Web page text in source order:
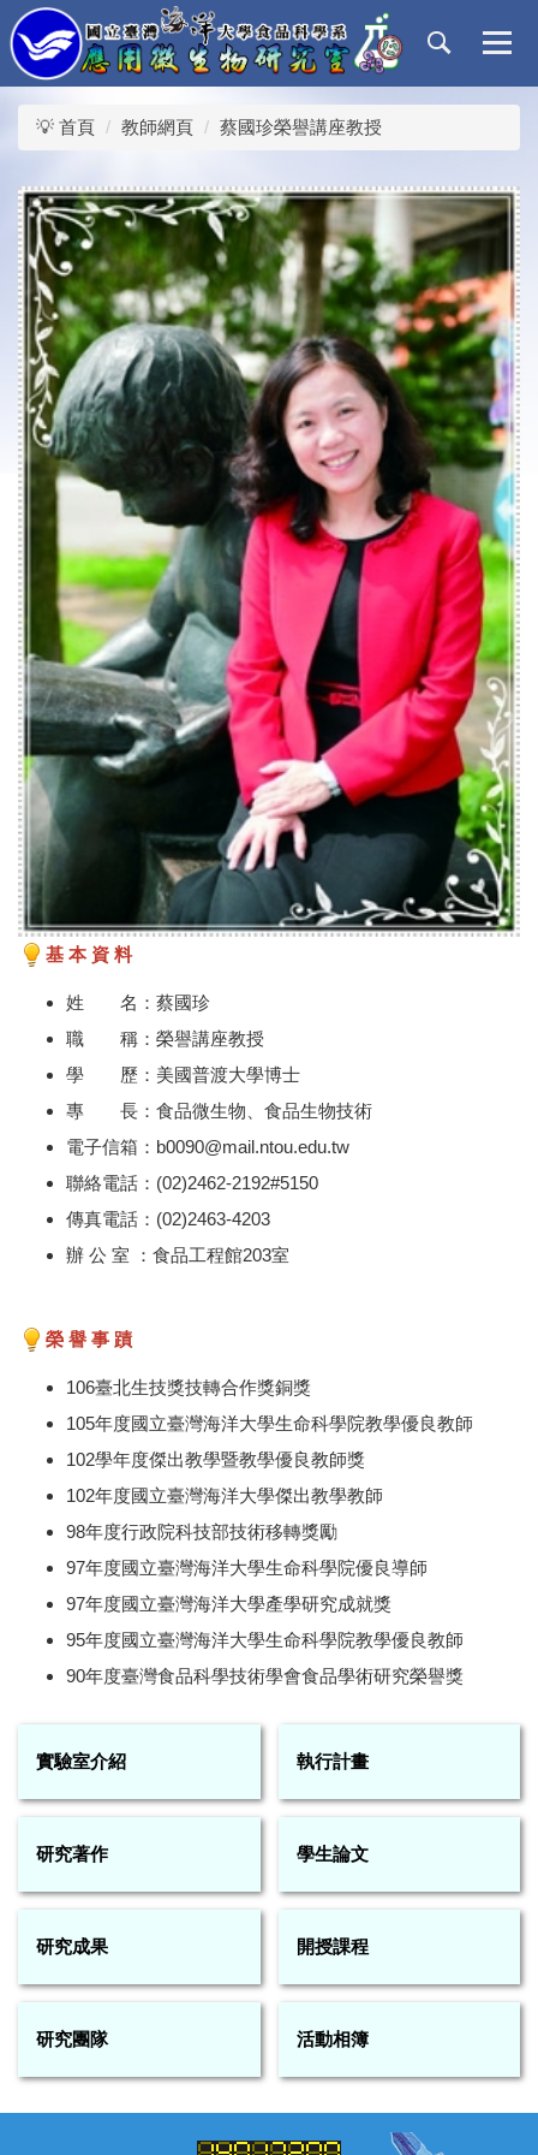
跳
到
主
容
💡 首頁 教師網頁 蔡國珍榮譽講座教授
基 本 資 料
姓 名：蔡國珍
職 稱：榮譽講座教授
學 歷：美國普渡大學博士
專 長：食品微生物、食品生物技術
電子信箱：b0090@mail.ntou.edu.tw
聯絡電話：(02)2462-2192#5150
傳真電話：(02)2463-4203
辦 公 室 ：食品工程館203室
榮 譽 事 蹟
106臺北生技獎技轉合作獎銅獎
105年度國立臺灣海洋大學生命科學院教學優良教師
102學年度傑出教學暨教學優良教師獎
102年度國立臺灣海洋大學傑出教學教師
98年度行政院科技部技術移轉獎勵
97年度國立臺灣海洋大學生命科學院優良導師
97年度國立臺灣海洋大學產學研究成就獎
95年度國立臺灣海洋大學生命科學院教學優良教師
90年度臺灣食品科學技術學會食品學術研究榮譽獎
實驗室介紹 執行計畫
研究著作 學生論文
研究成果 開授課程
研究團隊 活動相簿